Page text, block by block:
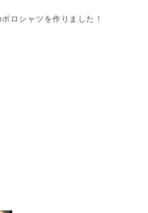
ロシャツを作りました！